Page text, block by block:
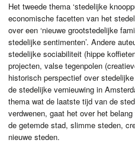
Het tweede thema ‘stedelijke
economische facetten van het
over een ‘nieuwe grootstedelijke
stedelijke sentimenten’. Andere
stedelijke sociabiliteit (hippe
projecten, valse tegenpolen
historisch perspectief over
de stedelijke vernieuwing in
thema wat de laatste tijd van de
verdwenen, gaat het over het
de getemde stad, slimme steden,
nieuwe steden.